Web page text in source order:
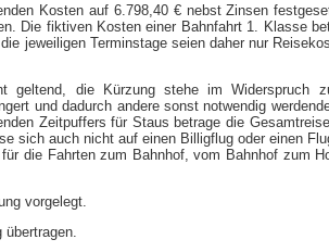
Kosten auf 6.798,40 € nebst Zinsen
Die fiktiven Kosten einer Bahnfahrt 1. Klasse
jeweiligen Terminstage seien daher nur
die Kürzung stehe im Widerspruch
und dadurch andere sonst notwendig
Zeitpuffers für Staus betrage die
sich auch nicht auf einen Billigflug oder einen
die Fahrten zum Bahnhof, vom Bahnhof zum
vorgelegt.